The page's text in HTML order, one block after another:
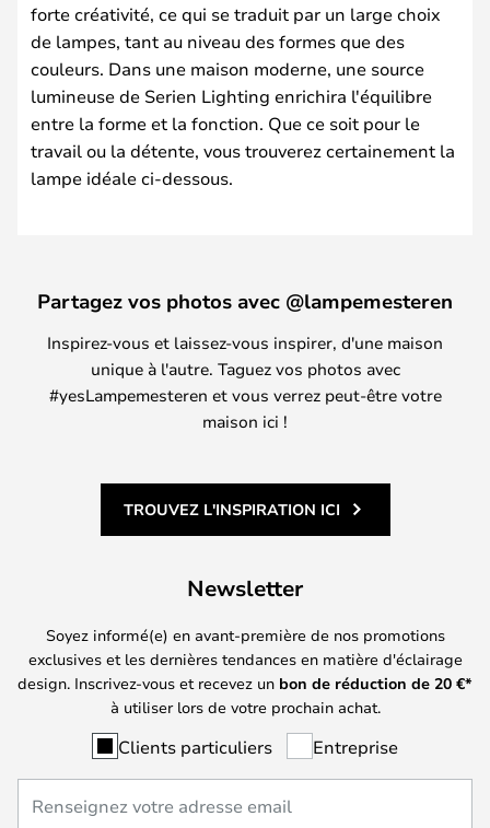
forte créativité, ce qui se traduit par un large choix
de lampes, tant au niveau des formes que des
couleurs. Dans une maison moderne, une source
lumineuse de Serien Lighting enrichira l'équilibre
entre la forme et la fonction. Que ce soit pour le
travail ou la détente, vous trouverez certainement la
lampe idéale ci-dessous.
Partagez vos photos avec @lampemesteren
Inspirez-vous et laissez-vous inspirer, d'une maison
unique à l'autre. Taguez vos photos avec
#yesLampemesteren et vous verrez peut-être votre
maison ici !
TROUVEZ L'INSPIRATION ICI
Newsletter
Soyez informé(e) en avant-première de nos promotions
exclusives et les dernières tendances en matière d'éclairage
design. Inscrivez-vous et recevez un bon de réduction de 20 €*
à utiliser lors de votre prochain achat.
Clients particuliers Entreprise